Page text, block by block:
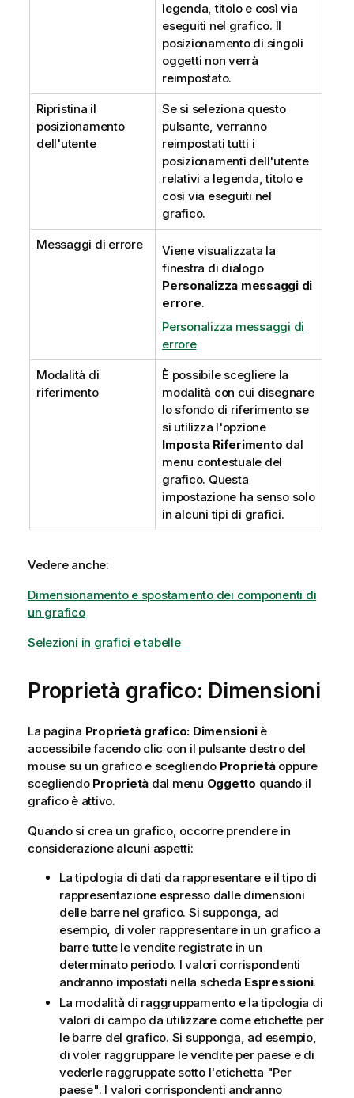
legenda, titolo e così via
eseguiti nel grafico. Il
posizionamento di singoli
oggetti non verrà
reimpostato.
Ripristina il
posizionamento
dell'utente
Se si seleziona questo
pulsante, verranno
reimpostati tutti i
posizionamenti dell'utente
relativi a legenda, titolo e
così via eseguiti nel
grafico.
Messaggi di errore
Viene visualizzata la
finestra di dialogo
Personalizza messaggi di
errore.
Personalizza messaggi di
errore
Modalità di
riferimento
È possibile scegliere la
modalità con cui disegnare
lo sfondo di riferimento se
si utilizza l'opzione
Imposta Riferimento dal
menu contestuale del
grafico. Questa
impostazione ha senso solo
in alcuni tipi di grafici.
Vedere anche:
Dimensionamento e spostamento dei componenti di
un grafico
Selezioni in grafici e tabelle
Proprietà grafico: Dimensioni
La pagina Proprietà grafico: Dimensioniè
accessibile facendo clic con il pulsante destro del
mouse su un grafico e scegliendo Proprietàoppure
scegliendo Proprietà dal menu Oggetto quando il
grafico è attivo.
Quando si crea un grafico, occorre prendere in
considerazione alcuni aspetti:
La tipologia di dati da rappresentare e il tipo di
rappresentazione espresso dalle dimensioni
delle barre nel grafico. Si supponga, ad
esempio, di voler rappresentare in un grafico a
barre tutte le vendite registrate in un
determinato periodo. I valori corrispondenti
andranno impostati nella scheda Espressioni.
La modalità di raggruppamento e la tipologia di
valori di campo da utilizzare come etichette per
le barre del grafico. Si supponga, ad esempio,
di voler raggruppare le vendite per paese e di
vederle raggruppate sotto l'etichetta "Per
paese". I valori corrispondenti andranno